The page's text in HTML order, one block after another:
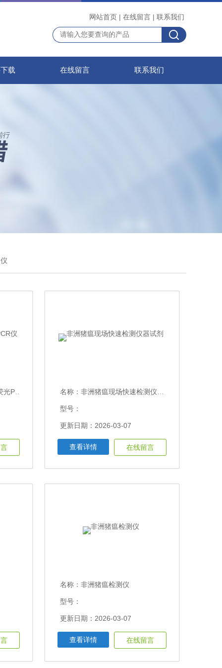
网站首页 | 在线留言 | 联系我们
载 在线留言 联系我们
仪 名称： 非洲猪瘟现场快速检测仪器试剂
型号：
更新日期：2026-03-07
查看详情 在线留言
名称： 非洲猪瘟检测仪
型号：
更新日期：2026-03-07
查看详情 在线留言